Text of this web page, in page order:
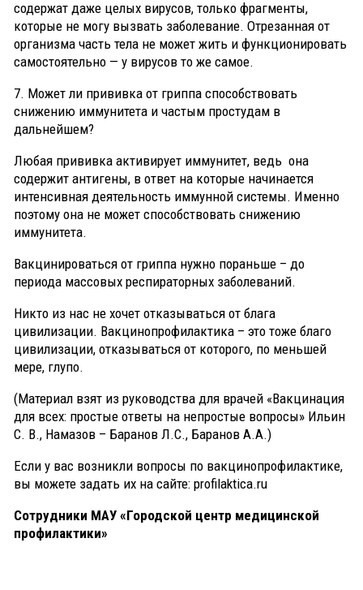
содержат даже целых вирусов, только фрагменты,
которые не могу вызвать заболевание. Отрезанная от
организма часть тела не может жить и функционировать
самостоятельно — у вирусов то же самое.
7. Может ли прививка от гриппа способствовать
снижению иммунитета и частым простудам в
дальнейшем?
Любая прививка активирует иммунитет, ведь она
содержит антигены, в ответ на которые начинается
интенсивная деятельность иммунной системы. Именно
поэтому она не может способствовать снижению
иммунитета.
Вакцинироваться от гриппа нужно пораньше – до
периода массовых респираторных заболеваний.
Никто из нас не хочет отказываться от блага
цивилизации. Вакцинопрофилактика – это тоже благо
цивилизации, отказываться от которого, по меньшей
мере, глупо.
(Материал взят из руководства для врачей «Вакцинация
для всех: простые ответы на непростые вопросы» Ильин
С. В., Намазов – Баранов Л.С., Баранов А.А.)
Если у вас возникли вопросы по вакцинопрофилактике,
вы можете задать их на сайте: profilaktica.ru
Сотрудники МАУ «Городской центр медицинской
профилактики»